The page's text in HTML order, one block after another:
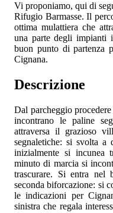
Vi proponiamo, qui di
Rifugio Barmasse. Il
ottima mulattiera che
una parte degli
buon punto di partenza
Cignana.
Descrizione
Dal parcheggio
incontrano le paline
attraversa il grazioso
segnaletiche: si svolta a
inizialmente si incunea
minuto di marcia si
trascurare. Si entra nel
seconda biforcazione: si
le indicazioni per
sinistra che regala